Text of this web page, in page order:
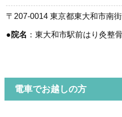
〒207-0014 東京都東大和市南
●院名 ：東大和市駅前はり灸整
電車でお越しの方